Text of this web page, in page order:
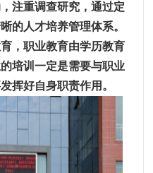
注重调查研究，通过定
的人才培养管理体系。
，职业教育由学历教育
培训一定是需要与职业
挥好自身职责作用。